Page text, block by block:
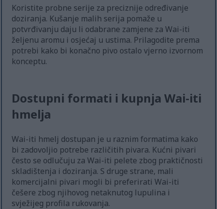
Koristite probne serije za preciznije određivanje
doziranja. Kušanje malih serija pomaže u
potvrđivanju daju li odabrane zamjene za Wai-iti
željenu aromu i osjećaj u ustima. Prilagodite prema
potrebi kako bi konačno pivo ostalo vjerno izvornom
konceptu.
Dostupni formati i kupnja Wai-iti
hmelja
Wai-iti hmelj dostupan je u raznim formatima kako
bi zadovoljio potrebe različitih pivara. Kućni pivari
često se odlučuju za Wai-iti pelete zbog praktičnosti
skladištenja i doziranja. S druge strane, mali
komercijalni pivari mogli bi preferirati Wai-iti
češere zbog njihovog netaknutog lupulina i
svježijeg profila rukovanja.